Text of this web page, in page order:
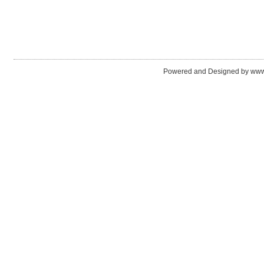
Powered and Designed by